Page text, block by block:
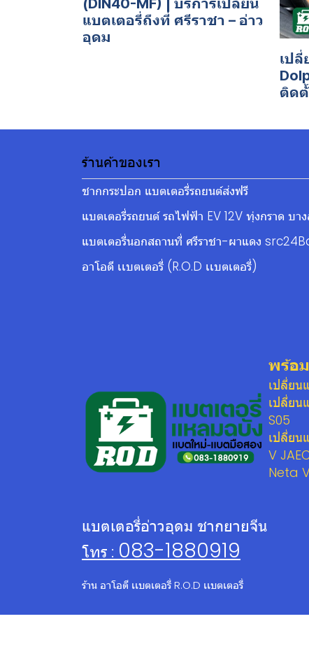
(DIN40-MF) | บริการเปลี่ยน
แบตเตอรี่ถึงที่ ศรีราชา – อ่าว
อุดม
เปลี่
ติด
ร้านค้าของเรา
ชากกระปอก แบตเตอรี่รถยนต์ส่งฟรี
แบตเตอรี่รถยนต์ รถไฟฟ้า EV 12V ทุ่งกราด บา
แบตเตอรี่นอกสถานที่ ศรีราชา-ผาแดง
อาโอดี เเบตเตอรี่ (R.O.D เเบตเตอรี่)
แบตเตอรี่อ่าวอุดม ชากยายจีน
โทร : 083-1880919
ร้าน อาโอดี เเบตเตอรี่ R.O.D เเบตเตอรี่
พร้อ
เปลี่ยน
เปลี่ยน
S05
เปลี่ยน
V
Neta